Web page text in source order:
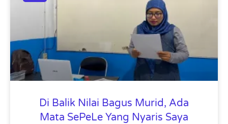
Di Balik Nilai Bagus Murid, Ada
Mata SePeLe Yang Nyaris Saya